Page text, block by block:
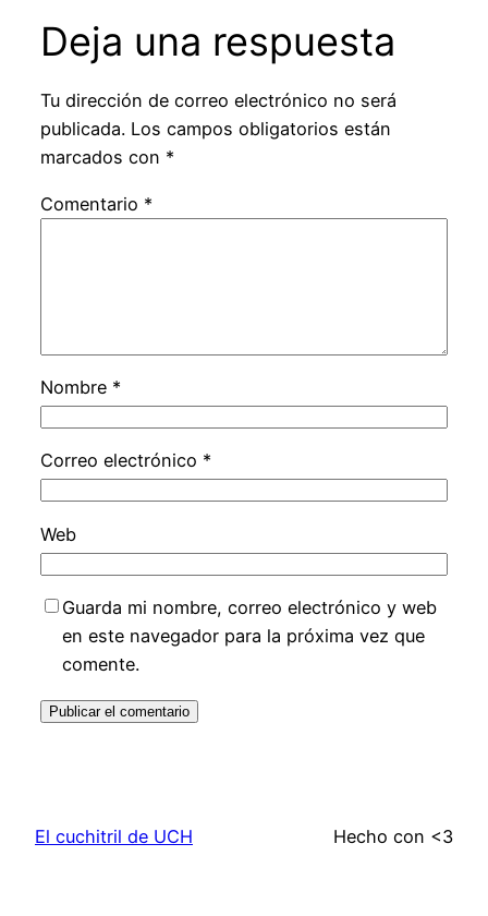
Deja una respuesta
Tu dirección de correo electrónico no será
publicada. Los campos obligatorios están
marcados con *
Comentario *
Nombre *
Correo electrónico *
Web
Guarda mi nombre, correo electrónico y web
en este navegador para la próxima vez que
comente.
El cuchitril de UCH Hecho con <3